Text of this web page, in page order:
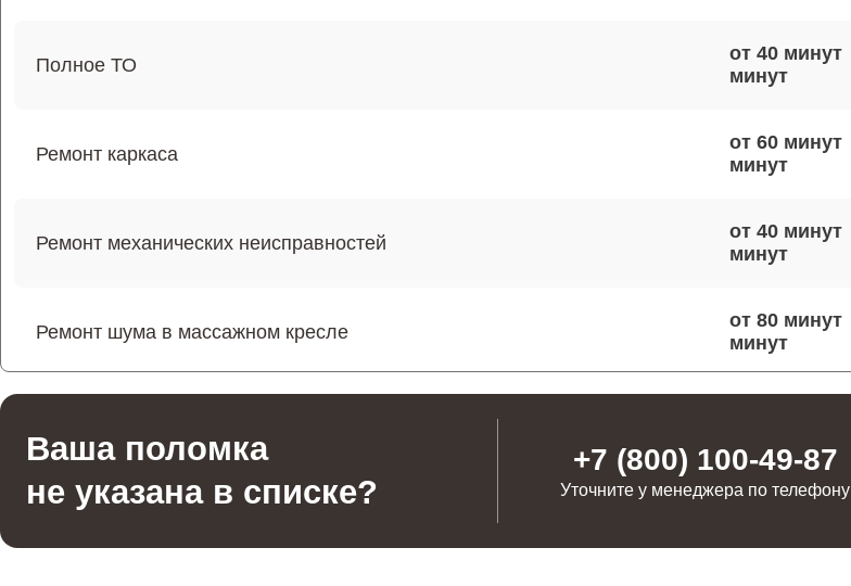
Полное ТО
от 40 минут
Ремонт каркаса
от 60 минут
Ремонт механических неисправностей
от 40 минут
Ремонт шума в массажном кресле
от 80 минут
Ремонт основного массажного блока
от 70 минут
Ваша поломка
не указана в списке?
+7 (800) 100-49-87
Уточните у менеджера по телефону